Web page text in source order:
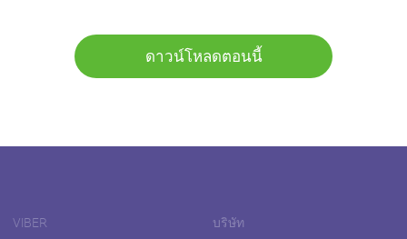
ดาวน์โหลดตอนนี้
VIBER บริษัท